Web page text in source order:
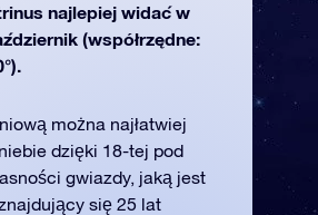
najlepiej widać w
(współrzędne:
można najłatwiej
dzięki 18-tej pod
gwiazdy, jaką jest
się 25 lat